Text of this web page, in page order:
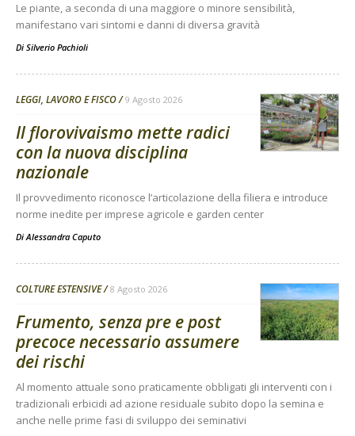
Le piante, a seconda di una maggiore o minore sensibilità,
manifestano vari sintomi e danni di diversa gravità
Di Silverio Pachioli
LEGGI, LAVORO E FISCO 9 Agosto 2026
Il florovivaismo mette radici
con la nuova disciplina
nazionale
Il provvedimento riconosce l’articolazione della filiera e introduce
norme inedite per imprese agricole e garden center
DiAlessandra Caputo
COLTURE ESTENSIVE 8 Agosto 2026
Frumento, senza pre e post
precoce necessario assumere
dei rischi
Al momento attuale sono praticamente obbligati gli interventi con i
tradizionali erbicidi ad azione residuale subito dopo la semina e
anche nelle prime fasi di sviluppo dei seminativi